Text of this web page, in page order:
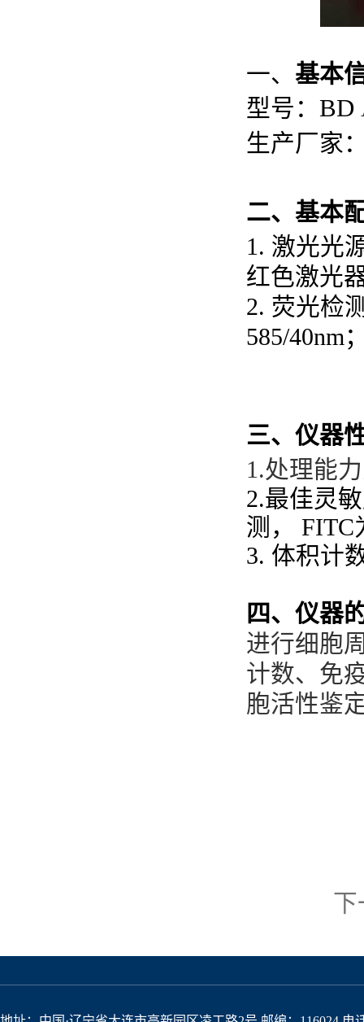
一、 基本
型号： BD
生产厂家
二、基本
1. 激光光
红色激光
2. 荧光检
585/40nm
三、仪器
1.处理能
2.最佳灵
测，
FITC
3. 体积计
四、仪器
进行细胞
计数、免
胞活性鉴
下